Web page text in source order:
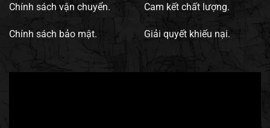
Chính sách vận chuyển.
Chính sách bảo mật.
Cam kết chất lượng.
Giải quyết khiếu nại.